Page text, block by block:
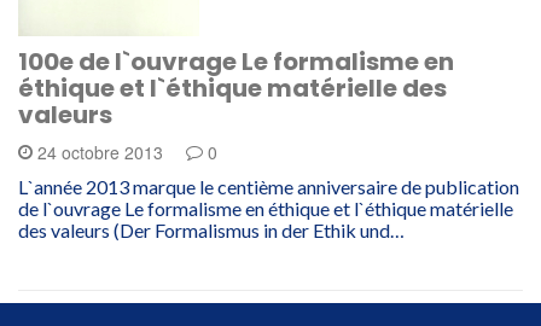
100e de l`ouvrage Le formalisme en
éthique et l`éthique matérielle des
valeurs
24 octobre 2013 0
L`année 2013 marque le centième anniversaire de publication
de l`ouvrage Le formalisme en éthique et l`éthique matérielle
des valeurs (Der Formalismus in der Ethik und…